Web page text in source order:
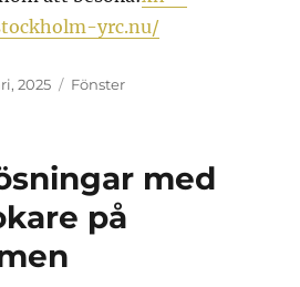
yrc.nu/
2025 Kategorier
Fönster
med
på